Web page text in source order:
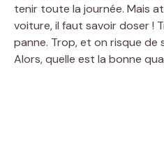
tenir toute la journée. Mais
voiture, il faut savoir doser !
panne. Trop, et on risque de
Alors, quelle est la bonne